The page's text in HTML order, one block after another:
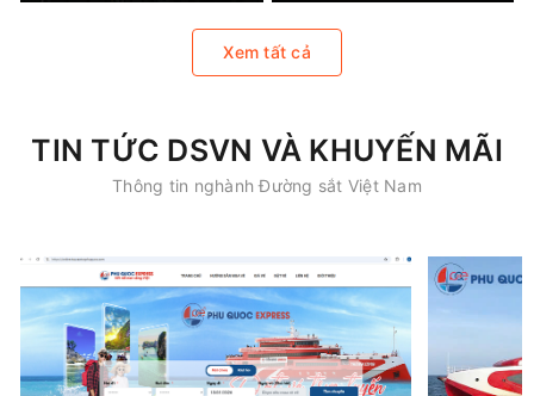
Xem tất cả
TIN TỨC DSVN VÀ KHUYẾN MÃI
Thông tin nghành Đường sắt Việt Nam